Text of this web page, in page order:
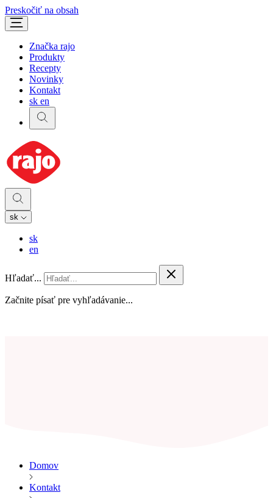
Preskočiť na obsah
Značka rajo
Produkty
Recepty
Novinky
Kontakt
sk en
sk
sk
en
Hľadať...
Začnite písať pre vyhľadávanie...
Domov
Kontakt